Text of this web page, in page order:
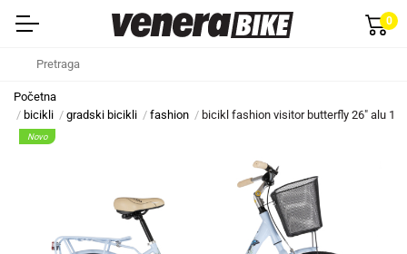
0
Početna
bicikli
gradski bicikli fashion bicikl fashion visitor butterfly 26" alu
Novo